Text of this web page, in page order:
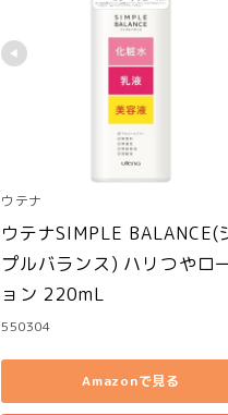
ウテナ
ウテナSIMPLE BALANCE(
プルバランス) ハリつやロ
ョン 220mL
550304
Amazonで見る